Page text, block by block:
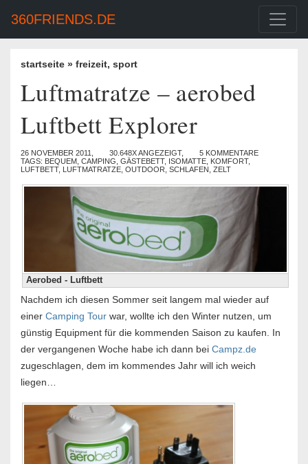
360FRIENDS.DE
startseite » freizeit, sport
Luftmatratze – aerobed
Luftbett Explorer
26 NOVEMBER 2011, 30.648X ANGEZEIGT,
5 KOMMENTARE
TAGS: BEQUEM CAMPING GÄSTEBETT, ISOMATTE KOMFORT,
LUFTBETT, LUFTMATRATZE OUTDOOR SCHLAFEN ZELT
Aerobed - Luftbett
Nachdem ich diesen Sommer seit langem mal wieder auf
einer Camping Tour war, wollte ich den Winter nutzen, um
günstig Equipment für die kommenden Saison zu kaufen. In
der vergangenen Woche habe ich dann bei Campz.de
zugeschlagen, dem im kommendes Jahr will ich weich
liegen…